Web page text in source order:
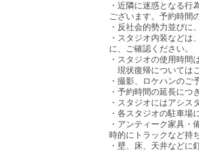
・近隣に迷惑となる
ございます。予約時間
・反社会的勢力並びに
・スタジオ内装など
に、ご確認ください。
・スタジオの使用時間
現状復帰については
・撮影、ロケハンのご
・予約時間の延長につ
・スタジオにはアシス
・各スタジオの駐車場
・アンティーク家具
時的にトラックなど持
・壁、床、天井などに